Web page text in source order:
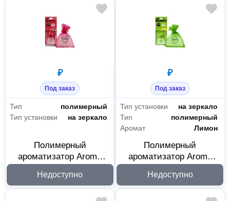
₽
Под заказ
Тип
полимерный
Тип установки
на зеркало
Полимерный
ароматизатор Aroma
92494
Недоступно
₽
Под заказ
Тип установки
на зеркало
Тип
полимерный
Аромат
Лимон
Полимерный
ароматизатор Aroma
92493
Недоступно